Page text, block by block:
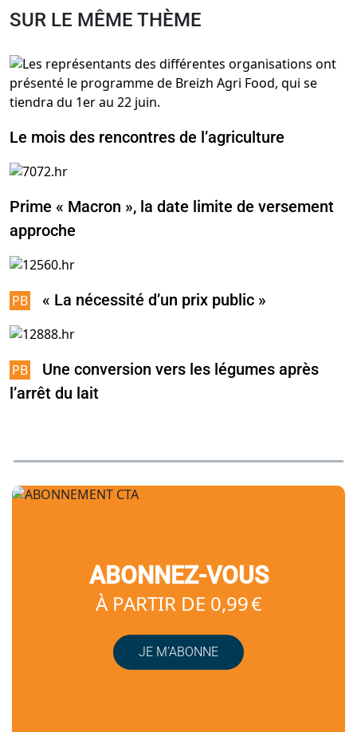
SUR LE MÊME THÈME
Le mois des rencontres de l’agriculture
Prime « Macron », la date limite de versement
approche
« La nécessité d’un prix public »
Une conversion vers les légumes après
l’arrêt du lait
ABONNEZ-VOUS
À PARTIR DE 0,99 €
JE M’ABONNE